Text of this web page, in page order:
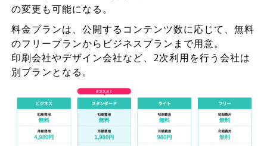
の変更も可能になる。
料金プランは、公開するコンテンツ数に応じて、無料
のフリープランからビジネスプランまで用意。
印刷会社やデザイン会社など、2次利用を行う会社は
別プランとなる。